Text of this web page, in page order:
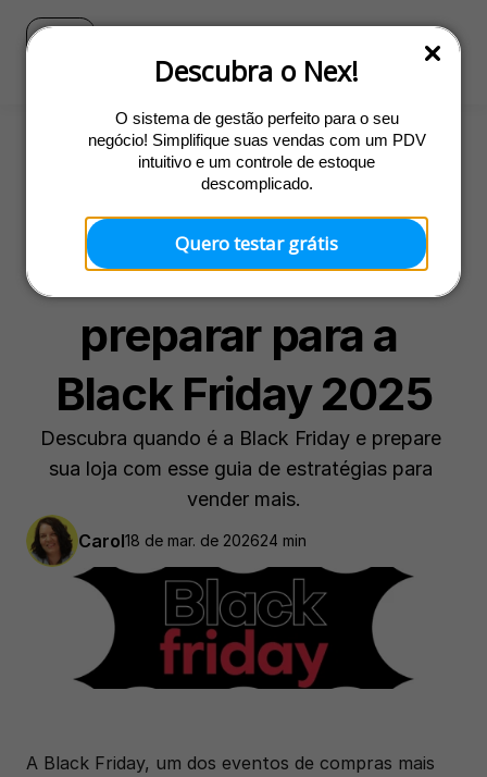
Descubra o Nex!
O sistema de gestão perfeito para o seu
negócio! Simplifique suas vendas com um PDV
intuitivo e um controle de estoque
descomplicado.
Quero testar grátis
Promoções
17 dicas essenciais
de como se
preparar para a
Black Friday 2025
Descubra quando é a Black Friday e prepare
sua loja com esse guia de estratégias para
vender mais.
Carol18 de mar. de 202624 min
A Black Friday, um dos eventos de compras mais
Blog Ir para o site do Nex